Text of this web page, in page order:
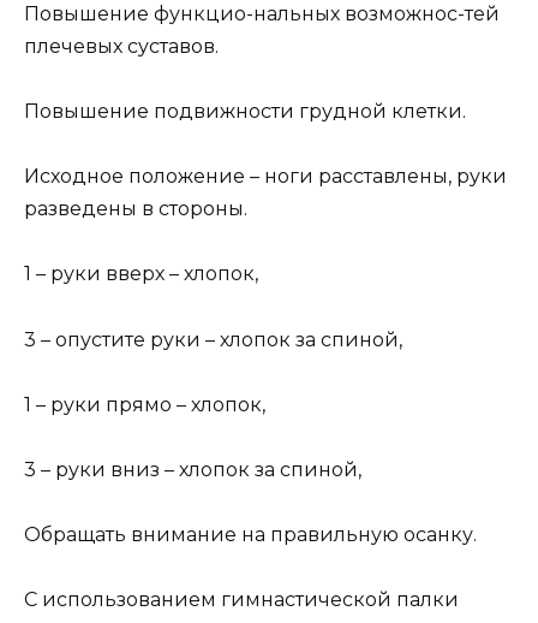
Повышение функцио-нальных возможнос-тей
плечевых суставов.
Повышение подвижности грудной клетки.
Исходное положение – ноги расставлены, руки
разведены в стороны.
1 – руки вверх – хлопок,
3 – опустите руки – хлопок за спиной,
1 – руки прямо – хлопок,
3 – руки вниз – хлопок за спиной,
Обращать внимание на правильную осанку.
С использованием гимнастической палки